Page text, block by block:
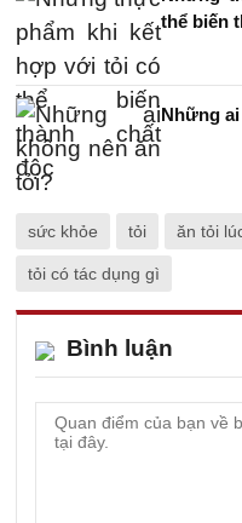
thể biến
Những
sức khỏe tỏi ăn tỏi
tỏi có tác dụng gì
Bình luận